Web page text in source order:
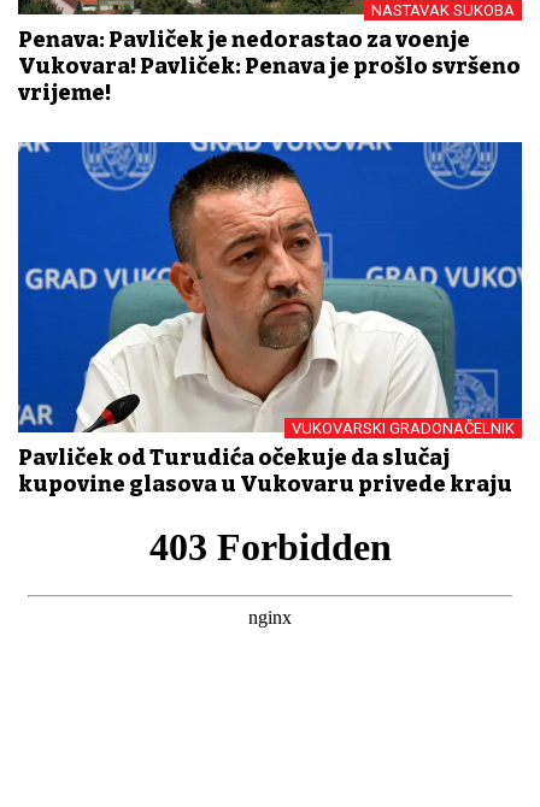
NASTAVAK SUKOBA
Penava: Pavliček je nedorastao za vođenje
Vukovara! Pavliček: Penava je prošlo svršeno
vrijeme!
VUKOVARSKI GRADONAČELNIK
Pavliček od Turudića očekuje da slučaj
kupovine glasova u Vukovaru privede kraju